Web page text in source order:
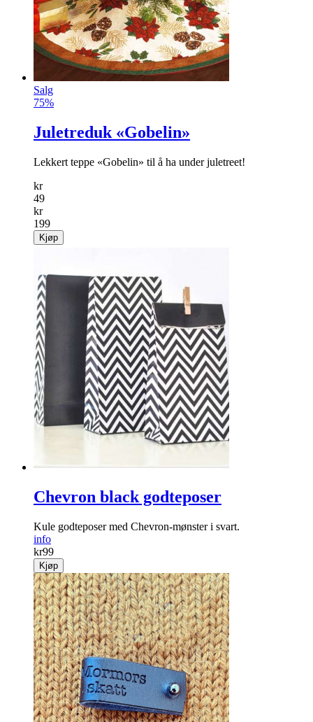
Salg
75%
Juletreduk «Gobelin»
Lekkert teppe «Gobelin» til å ha under juletreet!
kr
49
kr
199
Kjøp
Chevron black godteposer
Kule godteposer med Chevron-mønster i svart.
info
kr99
Kjøp